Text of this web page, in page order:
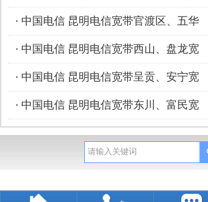
· 中国电信 昆明电信宽带官渡区、五华
· 中国电信 昆明电信宽带西山、盘龙宽
· 中国电信 昆明电信宽带呈贡、安宁宽
· 中国电信 昆明电信宽带东川、富民宽